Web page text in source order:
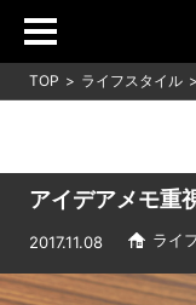
TOP ライフスタイル
アイデアメモ重
2017.11.08 ライ